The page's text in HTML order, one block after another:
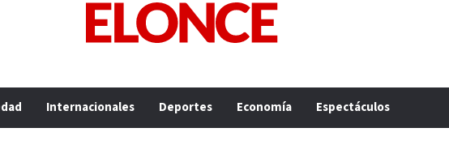
Internacionales Deportes Economía Espectáculos